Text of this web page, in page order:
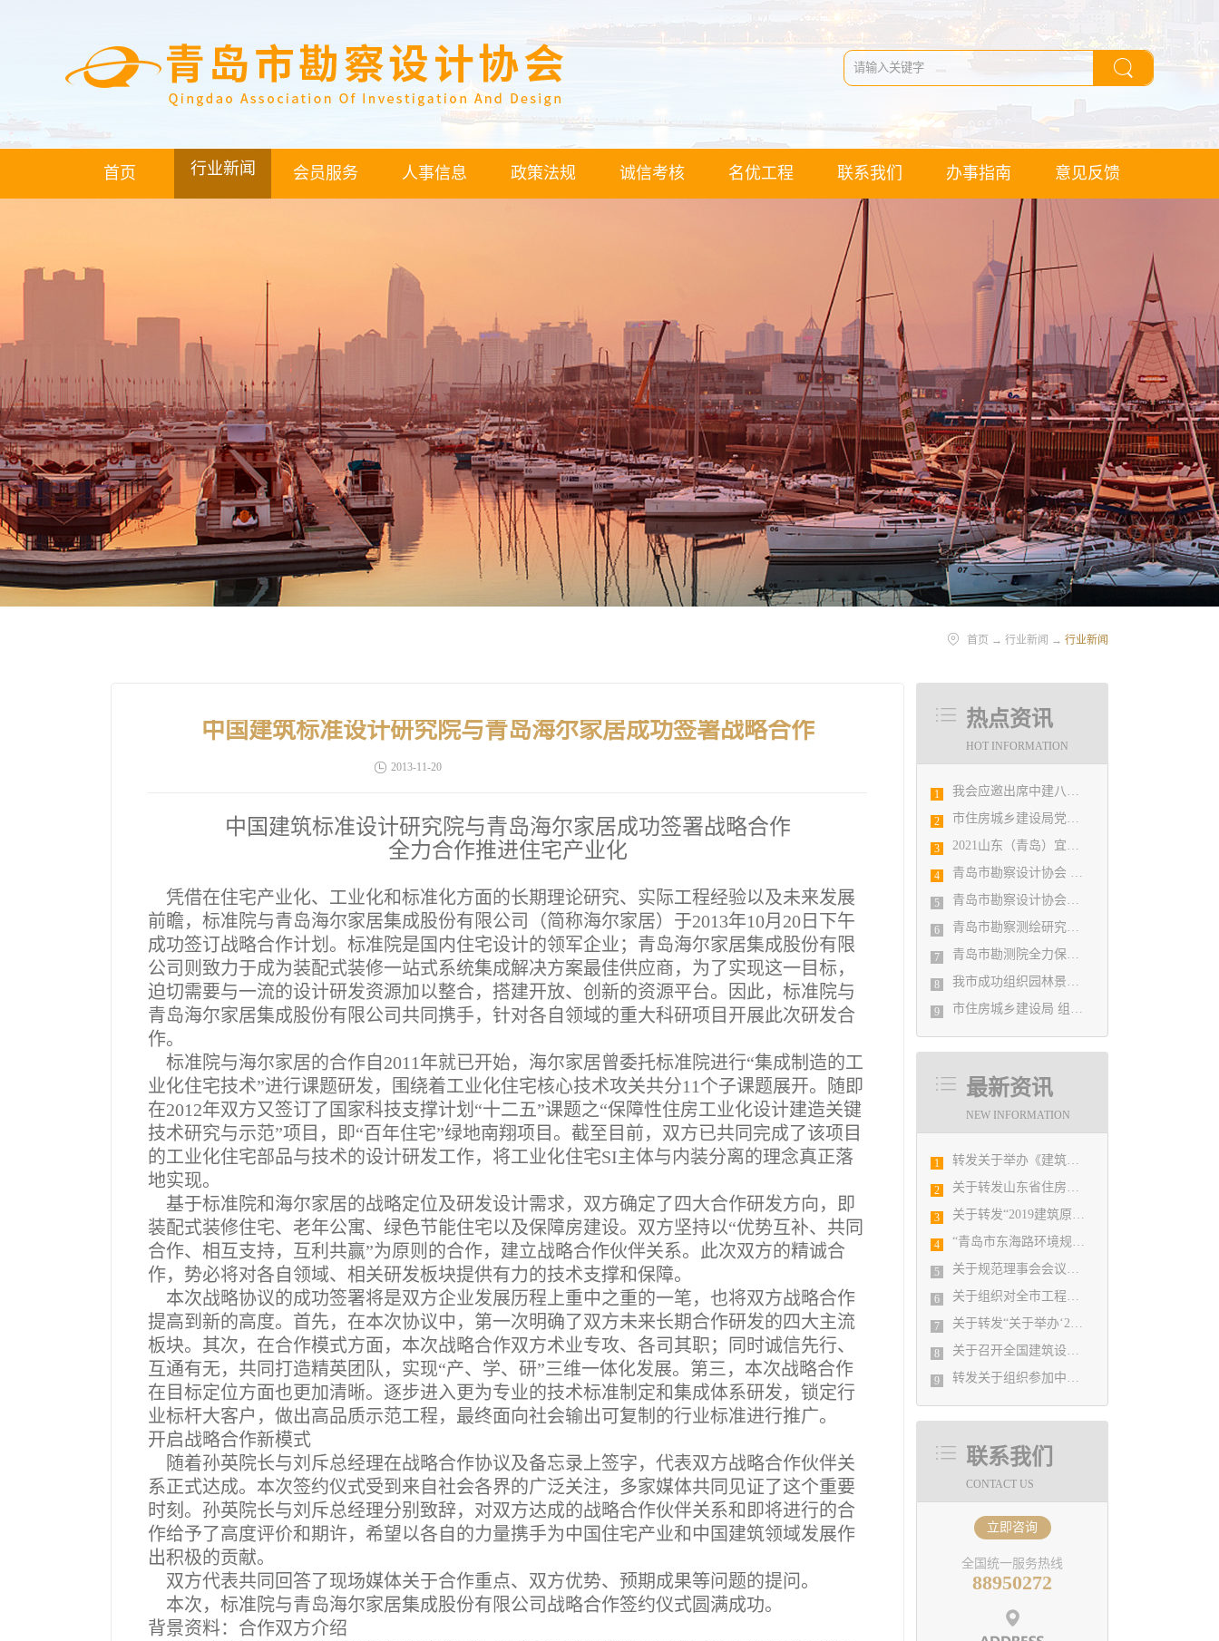
首页 行业新闻 会员服务 人事信息 政策法规 诚信考核 名优工程 联系我们 办事指南 意见反馈
首页 → 行业新闻 → 行业新闻
热点资讯
HOT INFORMATION
1 我会应邀出席中建八局四公司设计管理研究院揭牌仪式
2 市住房城乡建设局党组书记、局长陈勇调研市勘察设计协会及所属审图机构
3 2021山东（青岛）宜居博览会盛大开幕
4 青岛市勘察设计协会 第五届二次会员代表大会纪要
5 青岛市勘察设计协会党支部召开党史学习教育专题组织生活会
6 青岛市勘察测绘研究院参加第29届国际制图大会并荣获3项国际大奖
7 青岛市勘测院全力保障自然灾害普查区县级质检汇交工作
8 我市成功组织园林景观设计创意职业技能竞赛
9 市住房城乡建设局 组织设计人员能力提升培训会
最新资讯
NEW INFORMATION
1 转发关于举办《建筑电气与智能化通用规范》 GB55024-2022公益宣贯的通知
2 关于转发山东省住房和城乡建设厅《关于2019年度山东省优秀工程勘察设计竞赛和泰山奖•美丽村居建筑设计大赛优胜项目提名的公示》的通知
3 关于转发“2019建筑原创设计论坛”的通知
4 “青岛市东海路环境规划工程”入选全国勘察设计行业庆祝新中国成立70周年系列推举活动优秀园林设计项目
5 关于规范理事会会议题申报格式及流程的情况说明
6 关于组织对全市工程勘察设计单位进行BIM技术应用现状调查的通知
7 关于转发“关于举办‘2020年勘察设计结构工程师专业技术提升培训班’的通知”的通知
8 关于召开全国建筑设计行业创新创优学术峰会暨第十一届 江苏省园艺博览会博览园规划设计学术交流会的通知
9 转发关于组织参加中设协“企业会计准则新变化与税收新政策解读、工程勘察设计企业 收入确认与成本处理实务操作与税务全面筹划培训班”的通知
联系我们
CONTACT US
立即咨询
全国统一服务热线
88950272
中国建筑标准设计研究院与青岛海尔家居成功签署战略合作
2013-11-20
中国建筑标准设计研究院与青岛海尔家居成功签署战略合作
全力合作推进住宅产业化
凭借在住宅产业化、工业化和标准化方面的长期理论研究、实际工程经验以及未来发展
前瞻，标准院与青岛海尔家居集成股份有限公司（简称海尔家居）于2013年10月20日下午
成功签订战略合作计划。标准院是国内住宅设计的领军企业；青岛海尔家居集成股份有限
公司则致力于成为装配式装修一站式系统集成解决方案最佳供应商，为了实现这一目标，
迫切需要与一流的设计研发资源加以整合，搭建开放、创新的资源平台。因此，标准院与
青岛海尔家居集成股份有限公司共同携手，针对各自领域的重大科研项目开展此次研发合
作。
标准院与海尔家居的合作自2011年就已开始，海尔家居曾委托标准院进行“集成制造的工
业化住宅技术”进行课题研发，围绕着工业化住宅核心技术攻关共分11个子课题展开。随即
在2012年双方又签订了国家科技支撑计划“十二五”课题之“保障性住房工业化设计建造关键
技术研究与示范”项目，即“百年住宅”绿地南翔项目。截至目前，双方已共同完成了该项目
的工业化住宅部品与技术的设计研发工作，将工业化住宅SI主体与内装分离的理念真正落
地实现。
基于标准院和海尔家居的战略定位及研发设计需求，双方确定了四大合作研发方向，即
装配式装修住宅、老年公寓、绿色节能住宅以及保障房建设。双方坚持以“优势互补、共同
合作、相互支持，互利共赢”为原则的合作，建立战略合作伙伴关系。此次双方的精诚合
作，势必将对各自领域、相关研发板块提供有力的技术支撑和保障。
本次战略协议的成功签署将是双方企业发展历程上重中之重的一笔，也将双方战略合作
提高到新的高度。首先，在本次协议中，第一次明确了双方未来长期合作研发的四大主流
板块。其次，在合作模式方面，本次战略合作双方术业专攻、各司其职；同时诚信先行、
互通有无，共同打造精英团队，实现“产、学、研”三维一体化发展。第三，本次战略合作
在目标定位方面也更加清晰。逐步进入更为专业的技术标准制定和集成体系研发，锁定行
业标杆大客户，做出高品质示范工程，最终面向社会输出可复制的行业标准进行推广。
开启战略合作新模式
随着孙英院长与刘斥总经理在战略合作协议及备忘录上签字，代表双方战略合作伙伴关
系正式达成。本次签约仪式受到来自社会各界的广泛关注，多家媒体共同见证了这个重要
时刻。孙英院长与刘斥总经理分别致辞，对双方达成的战略合作伙伴关系和即将进行的合
作给予了高度评价和期许，希望以各自的力量携手为中国住宅产业和中国建筑领域发展作
出积极的贡献。
双方代表共同回答了现场媒体关于合作重点、双方优势、预期成果等问题的提问。
本次，标准院与青岛海尔家居集成股份有限公司战略合作签约仪式圆满成功。
背景资料：合作双方介绍